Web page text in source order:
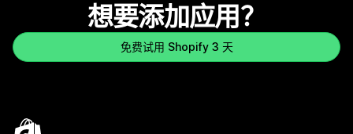
想要添加应用？
免费试用 Shopify 3 天